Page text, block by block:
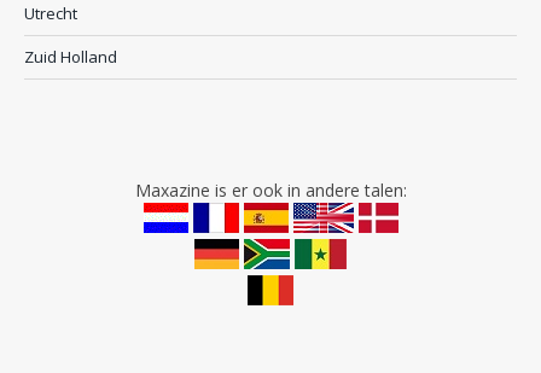
Utrecht
Zuid Holland
Maxazine is er ook in andere talen: